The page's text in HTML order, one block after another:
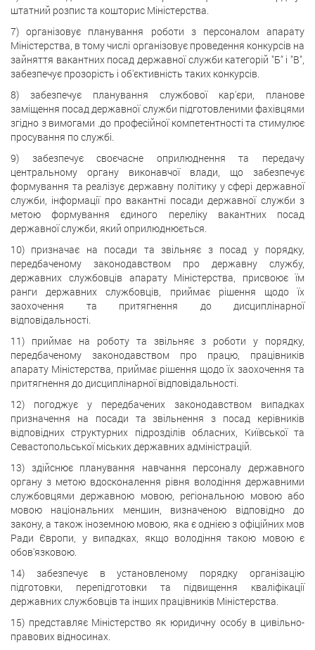
штатний розпис та кошторис Міністерства.
7) організовує планування роботи з персоналом апарату
Міністерства, в тому числі організовує проведення конкурсів на
зайняття вакантних посад державної служби категорій "Б" і "В",
забезпечує прозорість і об'єктивність таких конкурсів.
8) забезпечує планування службової кар'єри, планове
заміщення посад державної служби підготовленими фахівцями
згідно з вимогами .до професійної компетентності та стимулює
просування по службі.
9) забезпечує своєчасне оприлюднення та передачу
центральному органу виконавчої влади, що забезпечує
формування та реалізує державну політику у сфері державної
служби, інформації про вакантні посади державної служби з
метою формування єдиного переліку вакантних посад
державної служби, який оприлюднюється.
10) призначає на посади та звільняє з посад у порядку,
передбаченому законодавством про державну службу,
державних службовців апарату Міністерства, присвоює їм
ранги державних службовців, приймає рішення щодо їх
заохочення та притягнення до дисциплінарної
відповідальності.
11) приймає на роботу та звільняє з роботи у порядку,
передбаченому законодавством про працю, працівників
апарату Міністерства, приймає рішення щодо їх заохочення та
притягнення до дисциплінарної відповідальності.
12) погоджує у передбачених законодавством випадках
призначення на посади та звільнення з посад керівників
відповідних структурних підрозділів обласних, Київської та
Севастопольської міських державних адміністрацій.
13) здійснює планування навчання персоналу державного
органу з метою вдосконалення рівня володіння державними
службовцями державною мовою, регіональною мовою або
мовою національних меншин, визначеною відповідно до
закону, а також іноземною мовою, яка є однією з офіційних мов
Ради Європи, у випадках, якщо володіння такою мовою є
обов'язковою.
14) забезпечує в установленому порядку організацію
підготовки, перепідготовки та підвищення кваліфікації
державних службовців та інших працівників Міністерства.
15) представляє Міністерство як юридичну особу в цивільно-
правових відносинах.